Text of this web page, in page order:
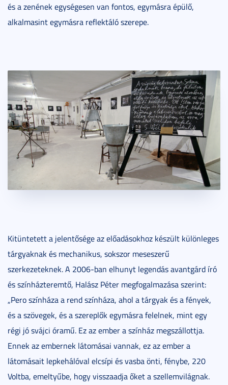
és a zenének egységesen van fontos, egymásra épülő,
alkalmasint egymásra reflektáló szerepe.
Kitüntetett a jelentősége az előadásokhoz készült különleges
tárgyaknak és mechanikus, sokszor meseszerű
szerkezeteknek. A 2006-ban elhunyt legendás avantgárd író
és színházteremtő, Halász Péter megfogalmazása szerint:
„Pero színháza a rend színháza, ahol a tárgyak és a fények,
és a szövegek, és a szereplők egymásra felelnek, mint egy
régi jó svájci óramű. Ez az ember a színház megszállottja.
Ennek az embernek látomásai vannak, ez az ember a
látomásait lepkehálóval elcsípi és vasba önti, fénybe, 220
Voltba, emeltyűbe, hogy visszaadja őket a szellemvilágnak.